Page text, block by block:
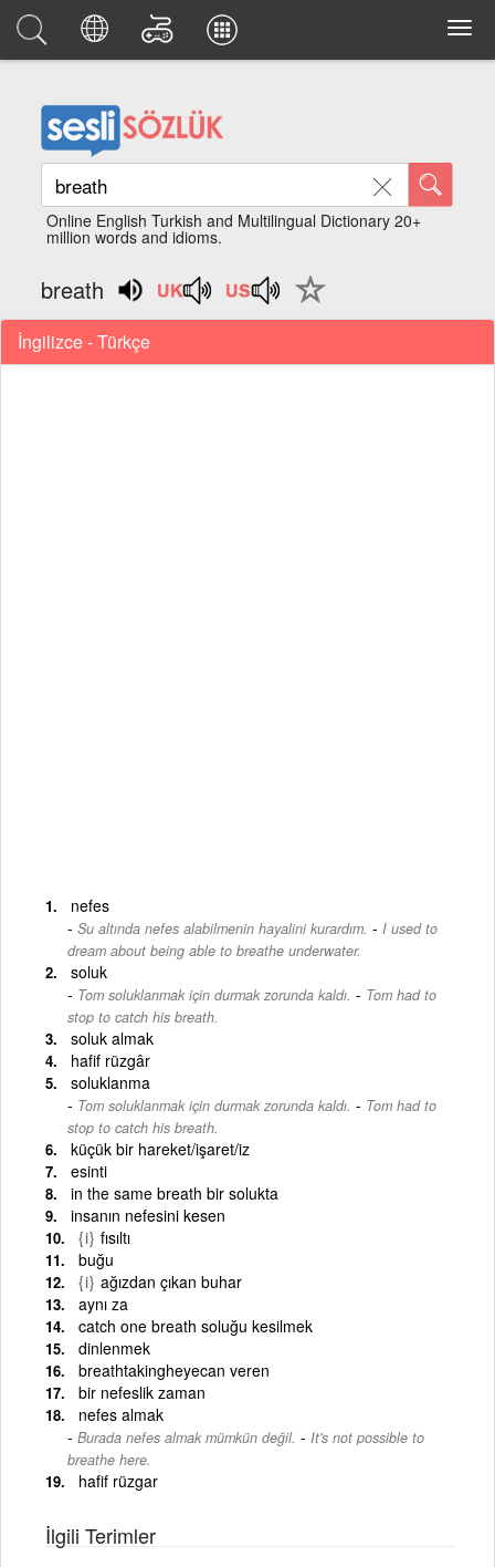
Online English Turkish and Multilingual Dictionary 20+
million words and idioms.
breath
İngilizce - Türkçe
nefes
Su altında nefes alabilmenin hayalini kurardım. - I used to
dream about being able to breathe underwater.
soluk
Tom soluklanmak için durmak zorunda kaldı. - Tom had to
stop to catch his breath.
soluk almak
hafif rüzgâr
soluklanma
Tom soluklanmak için durmak zorunda kaldı. - Tom had to
stop to catch his breath.
küçük bir hareket/işaret/iz
esinti
in the same breath bir solukta
insanın nefesini kesen
{i} fısıltı
buğu
{i} ağızdan çıkan buhar
aynı za
catch one breath soluğu kesilmek
dinlenmek
breathtakingheyecan veren
bir nefeslik zaman
nefes almak
Burada nefes almak mümkün değil. - It's not possible to
breathe here.
hafif rüzgar
İlgili Terimler